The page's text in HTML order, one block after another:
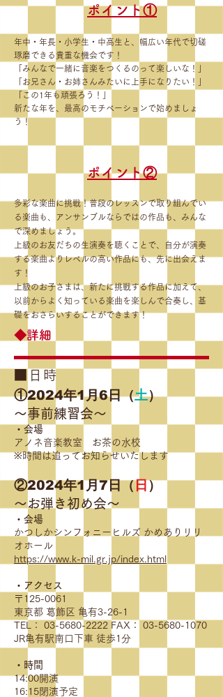
​ポイント①
年中・年長・小学生・中高生と、幅広い年代で切磋
琢磨できる貴重な機会です！
「みんなで一緒に音楽をつくるのって楽しいな！」
「お兄さん・お姉さんみたいに上手になりたい！」
「この1年も頑張ろう！」
新たな年を、最高のモチベーションで始めましょ
う！
​ポイント②
多彩な楽曲に挑戦！普段のレッスンで取り組んでい
る楽曲も、アンサンブルならではの作品も、みんな
で深めましょう。
上級のお友だちの生演奏を聴くことで、自分が演奏
する楽曲よりレベルの高い作品にも、先に出会えま
す！
上級のお子さまは、新たに挑戦する作品に加えて、
以前からよく知っている楽曲を楽しんで合奏し、基
礎をおさらいすることができます！
◆詳細
■日時
①2024年1月6日（土）
～事前練習会～
・会場
アノネ音楽教室 お茶の水校
※時間は追ってお知らせいたします
②2024年1月7日（日）
～お弾き初め会～
・会場
かつしかシンフォニーヒルズ かめありリリ
オホール
https://www.k-mil.gr.jp/index.html
・アクセス
〒125-0061
東京都 葛飾区 亀有3-26-1
TEL： 03-5680-2222 FAX： 03-5680-1070
JR亀有駅南口下車 徒歩1分
・時間
14:00開演
16:15閉演予定